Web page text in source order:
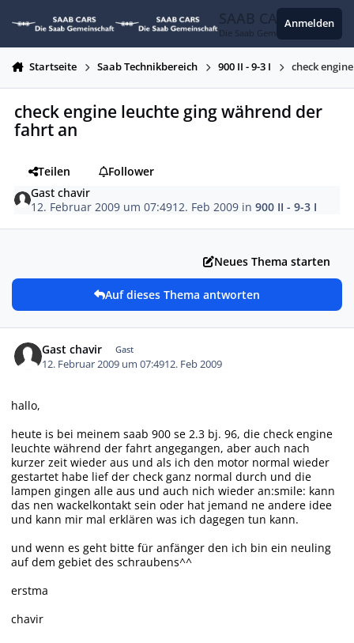
SAAB CARS
Die Saab Gemeinschaft
Anmelden
Startseite Saab Technikbereich 900 II - 9-3 I check
check engine leuchte ging während der
fahrt an
Teilen
Follower
Gast chavir
12. Februar 2009 um 07:4912. Feb 2009 in900 II - 9-3 I
Neues Thema starten
Auf dieses Thema antworten
Gast chavir Gast
12. Februar 2009 um 07:4912. Feb 2009
hallo,
heute is bei meinem saab 900 se 2.3 bj. 96, die check engine
leuchte während der fahrt angegangen, aber auch nach
kurzer zeit wieder aus und als ich den motor normal wieder
gestartet habe lief der check ganz normal durch und die
lampen gingen alle aus und auch nich wieder an:smile: kann
das nen wackelkontakt sein oder hat jemand ne andere idee
und kann mir mal erklären was ich dagegen tun kann.
und wenn es geht bitte für anfänger den ich bin ein neuling
auf dem gebiet des schraubens^^
erstma
chavir